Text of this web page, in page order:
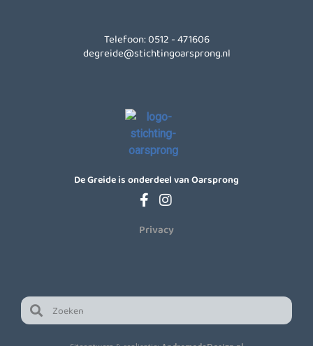
Telefoon: 0512 - 471606
degreide@stichtingoarsprong.nl
De Greide is onderdeel van Oarsprong
Privacy
Zoeken